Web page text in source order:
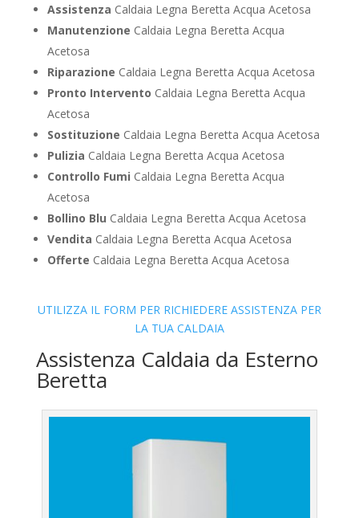
Assistenza Caldaia Legna Beretta Acqua Acetosa
Manutenzione Caldaia Legna Beretta Acqua
Acetosa
Riparazione Caldaia Legna Beretta Acqua Acetosa
Pronto Intervento Caldaia Legna Beretta Acqua
Acetosa
Sostituzione Caldaia Legna Beretta Acqua Acetosa
Pulizia Caldaia Legna Beretta Acqua Acetosa
Controllo Fumi Caldaia Legna Beretta Acqua
Acetosa
Bollino Blu Caldaia Legna Beretta Acqua Acetosa
Vendita Caldaia Legna Beretta Acqua Acetosa
Offerte Caldaia Legna Beretta Acqua Acetosa
UTILIZZA IL FORM PER RICHIEDERE ASSISTENZA PER
LA TUA CALDAIA
Assistenza Caldaia da Esterno
Beretta